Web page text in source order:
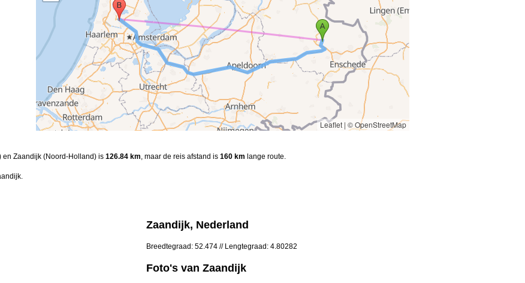
Leaflet | © OpenStreetMap
en Zaandijk (Noord-Holland) is 126.84 km, maar de reis afstand is 160 km lange route.
Zaandijk, Nederland
Breedtegraad: 52.474 // Lengtegraad: 4.80282
Foto's van Zaandijk